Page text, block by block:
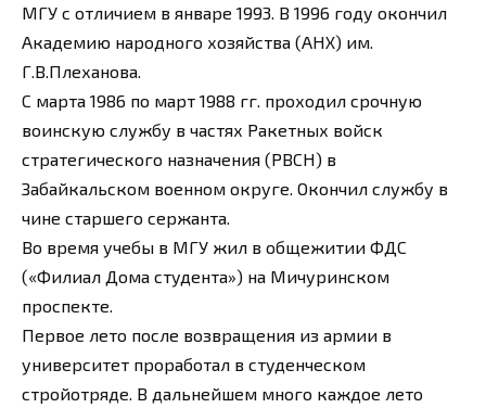
МГУ с отличием в январе 1993. В 1996 году окончил
Академию народного хозяйства (АНХ) им.
Г.В.Плеханова.
С марта 1986 по март 1988 гг. проходил срочную
воинскую службу в частях Ракетных войск
стратегического назначения (РВСН) в
Забайкальском военном округе. Окончил службу в
чине старшего сержанта.
Во время учебы в МГУ жил в общежитии ФДС
(«Филиал Дома студента») на Мичуринском
проспекте.
Первое лето после возвращения из армии в
университет проработал в студенческом
стройотряде. В дальнейшем много каждое лето